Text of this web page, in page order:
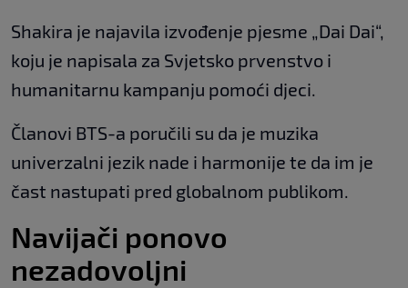
Shakira je najavila izvođenje pjesme „Dai Dai“,
koju je napisala za Svjetsko prvenstvo i
humanitarnu kampanju pomoći djeci.
Članovi BTS-a poručili su da je muzika
univerzalni jezik nade i harmonije te da im je
čast nastupati pred globalnom publikom.
Navijači ponovo
nezadovoljni